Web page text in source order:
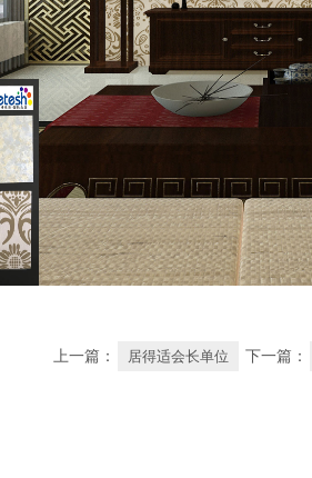
上一篇： 居得适会长单位 下一篇：